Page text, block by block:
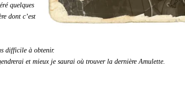
quelques
dont c’est
difficile à obtenir.
et mieux je saurai où trouver la dernière Amulette.